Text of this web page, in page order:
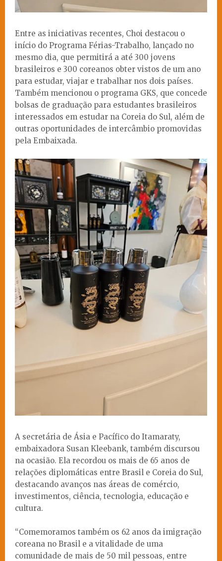
Entre as iniciativas recentes, Choi destacou o
início do Programa Férias-Trabalho, lançado no
mesmo dia, que permitirá a até 300 jovens
brasileiros e 300 coreanos obter vistos de um ano
para estudar, viajar e trabalhar nos dois países.
Também mencionou o programa GKS, que concede
bolsas de graduação para estudantes brasileiros
interessados em estudar na Coreia do Sul, além de
outras oportunidades de intercâmbio promovidas
pela Embaixada.
A secretária de Ásia e Pacífico do Itamaraty,
embaixadora Susan Kleebank, também discursou
na ocasião. Ela recordou os mais de 65 anos de
relações diplomáticas entre Brasil e Coreia do Sul,
destacando avanços nas áreas de comércio,
investimentos, ciência, tecnologia, educação e
cultura.
“Comemoramos também os 62 anos da imigração
coreana no Brasil e a vitalidade de uma
comunidade de mais de 50 mil pessoas, entre